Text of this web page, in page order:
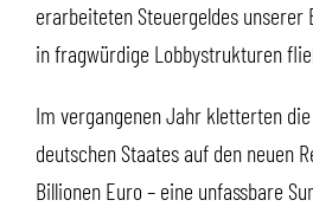
erarbeiteten Steuergeldes unserer
in fragwürdige Lobbystrukturen
Im vergangenen Jahr kletterten
deutschen Staates auf den neuen
Billionen Euro – eine unfassbare